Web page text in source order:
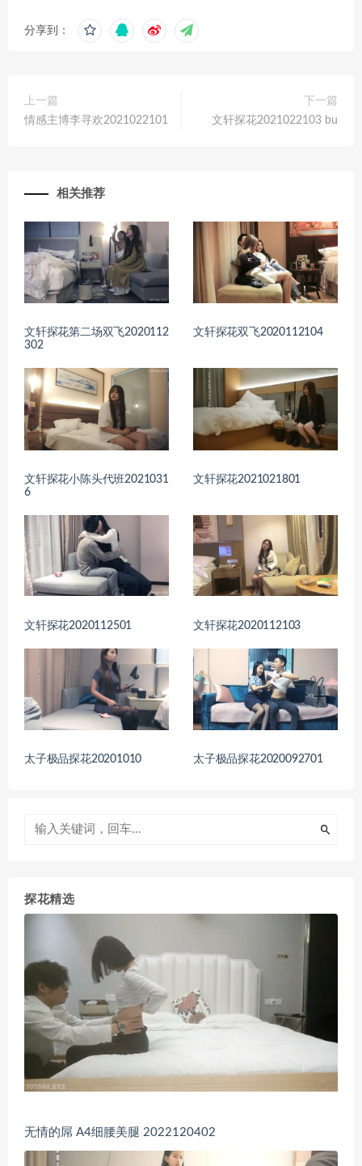
分享到：
上一篇
情感主博李寻欢2021022101
下一篇
文轩探花2021022103 bu
相关推荐
文轩探花第二场双飞2020112
302
文轩探花双飞2020112104
文轩探花小陈头代班2021031
6
文轩探花2021021801
文轩探花2020112501 文轩探花2020112103
太子极品探花20201010 太子极品探花2020092701
探花精选
无情的屌 A4细腰美腿 2022120402